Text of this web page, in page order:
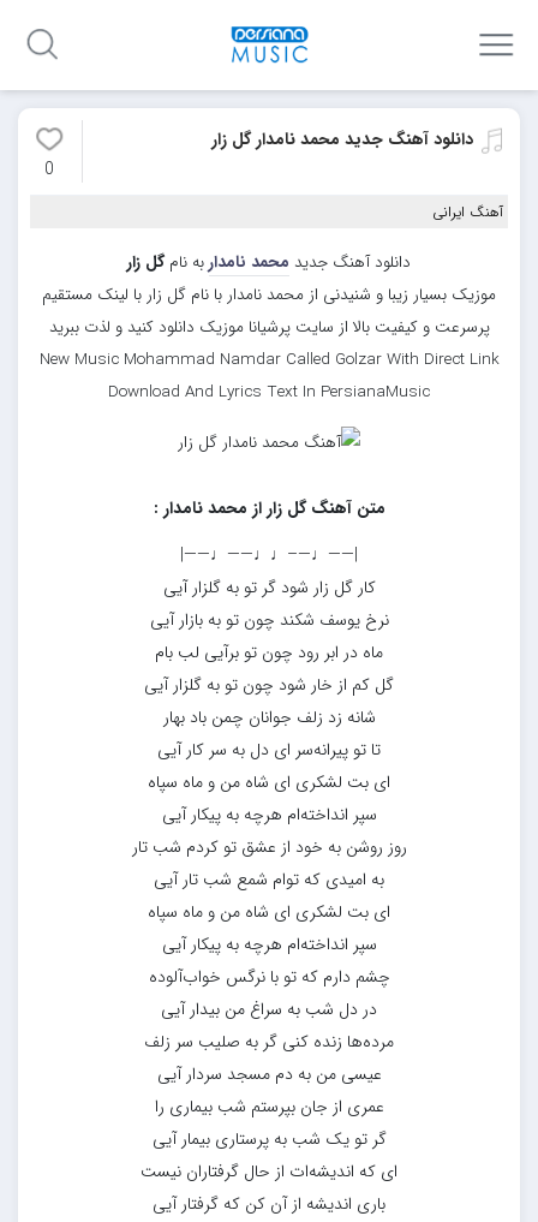
دانلود آهنگ جدید محمد نامدار گل زار
0
آهنگ ایرانی
دانلود آهنگ جدید محمد نامداربه نام گل زار
موزیک بسیار زیبا و شنیدنی از محمد نامدار با نام گل زار با لینک مستقیم
پرسرعت و کیفیت بالا از سایت پرشیانا موزیک دانلود کنید و لذت ببرید
New Music Mohammad Namdar Called Golzar With Direct Link
Download And Lyrics Text In PersianaMusic
متن آهنگ گل زار از محمد نامدار :
|——♩—–♩♩——♩——|
کار گل زار شود گر تو به گلزار آیی
نرخ یوسف شکند چون تو به بازار آیی
ماه در ابر رود چون تو برآیی لب بام
گل کم از خار شود چون تو به گلزار آیی
شانه زد زلف جوانان چمن باد بهار
تا تو پیرانه‌سر ای دل به سر کار آیی
ای بت لشکری ای شاه من و ماه سپاه
سپر انداخته‌ام هرچه به پیکار آیی
روز روشن به خود از عشق تو کردم شب تار
به امیدی که توام شمع شب تار آیی
ای بت لشکری ای شاه من و ماه سپاه
سپر انداخته‌ام هرچه به پیکار آیی
چشم دارم که تو با نرگس خواب‌آلوده
در دل شب به سراغ من بیدار آیی
مرده‌ها زنده کنی گر به صلیب سر زلف
عیسی من به دم مسجد سردار آیی
عمری از جان بپرستم شب بیماری را
گر تو یک شب به پرستاری بیمار آیی
ای که اندیشه‌ات از حال گرفتاران نیست
باری اندیشه از آن کن که گرفتار آیی